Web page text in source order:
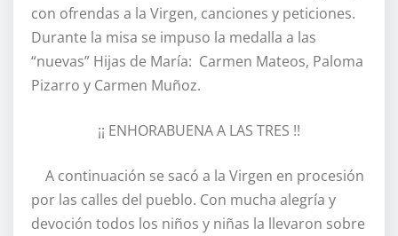
con ofrendas a la Virgen, canciones y peticiones.
Durante la misa se impuso la medalla a las
“nuevas” Hijas de María: Carmen Mateos, Paloma
Pizarro y Carmen Muñoz.
¡¡ ENHORABUENA A LAS TRES !!
A continuación se sacó a la Virgen en procesión
por las calles del pueblo. Con mucha alegría y
devoción todos los niños y niñas la llevaron sobre